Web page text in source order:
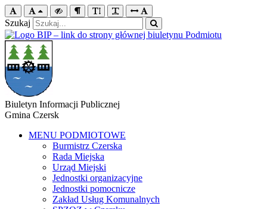
Szukaj
Biuletyn Informacji Publicznej
Gmina Czersk
MENU PODMIOTOWE
Burmistrz Czerska
Rada Miejska
Urząd Miejski
Jednostki organizacyjne
Jednostki pomocnicze
Zakład Usług Komunalnych